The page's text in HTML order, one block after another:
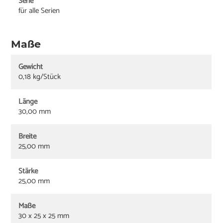
für alle Serien
Maße
Gewicht
0,18 kg/Stück
Länge
30,00 mm
Breite
25,00 mm
Stärke
25,00 mm
Maße
30 x 25 x 25 mm